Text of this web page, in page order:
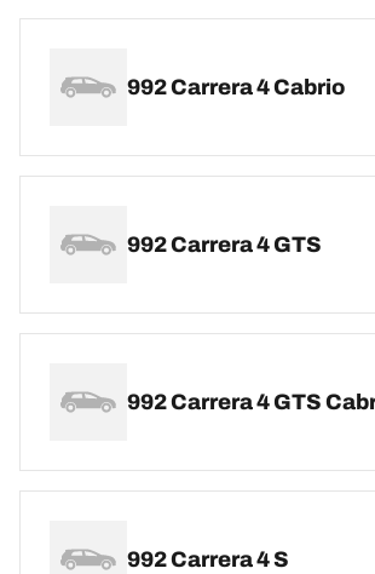
992 Carrera 4 Cabrio
992 Carrera 4 GTS
992 Carrera 4 GTS
992 Carrera 4 S